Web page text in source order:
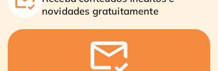
novidades gratuitamente